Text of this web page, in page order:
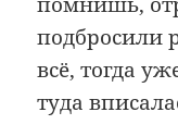
подбросили
всё, тогда
туда